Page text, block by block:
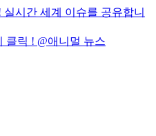
시간 세계 이슈를 공유합니
클릭 ! @애니멀 뉴스